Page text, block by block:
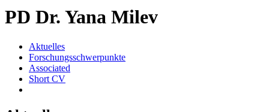
PD Dr. Yana Milev
Aktuelles
Forschungsschwerpunkte
Associated
Short CV